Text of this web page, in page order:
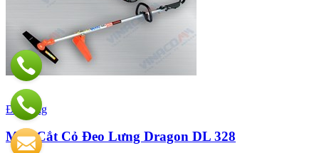
Đặt hàng
Máy Cắt Cỏ Đeo Lưng Dragon DL 328